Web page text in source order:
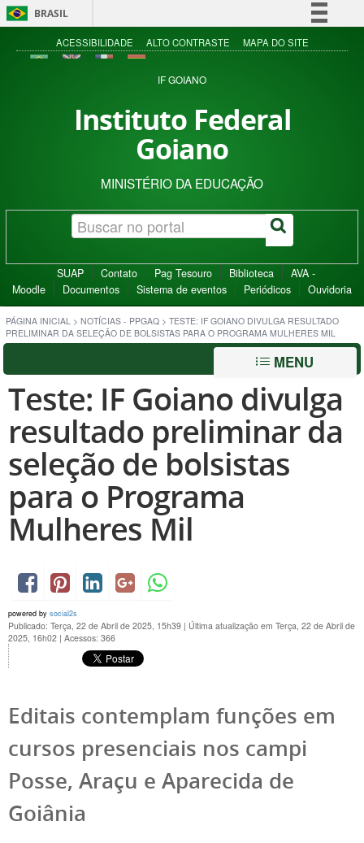
BRASIL
Simplifique!
Acesso à informação
ACESSIBILIDADE ALTO CONTRASTE MAPA DO SITE
IF GOIANO
Instituto Federal
Goiano
MINISTÉRIO DA EDUCAÇÃO
SUAP Contato Pag Tesouro Biblioteca
AVA -
Moodle
Documentos Sistema de eventos Periódicos Ouvidoria
PÁGINA INICIAL > NOTÍCIAS - PPGAQ > TESTE: IF GOIANO DIVULGA RESULTADO
PRELIMINAR DA SELEÇÃO DE BOLSISTAS PARA O PROGRAMA MULHERES MIL
MENU
Teste: IF Goiano divulga
resultado preliminar da
seleção de bolsistas
para o Programa
Mulheres Mil
powered by social2s
Publicado: Terça, 22 de Abril de 2025, 15h39 | Última atualização em Terça, 22 de Abril de
2025, 16h02 | Acessos: 366
Editais contemplam funções em
cursos presenciais nos campi
Posse, Araçu e Aparecida de
Goiânia